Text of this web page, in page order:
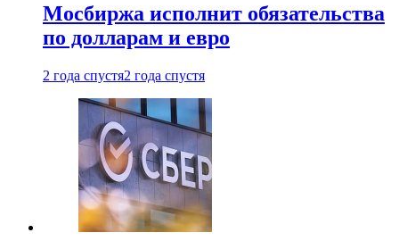
Мосбиржа исполнит обязательства
по долларам и евро
2 года спустя2 года спустя